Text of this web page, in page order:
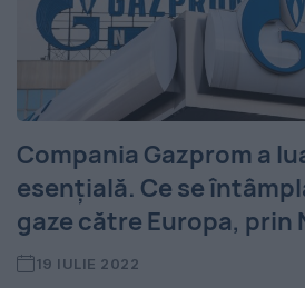
Compania Gazprom a
esențială. Ce se
gaze către Europa, prin
19 IULIE 2022